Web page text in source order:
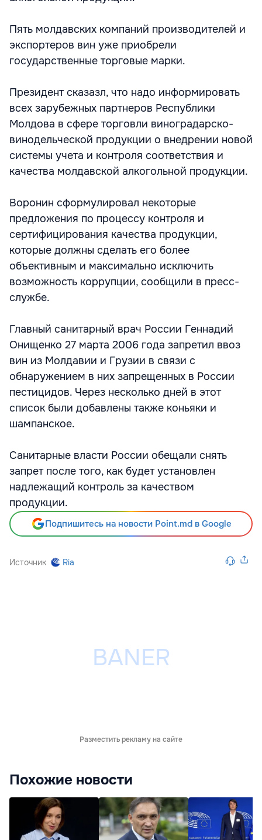
Пять молдавских компаний производителей и
экспортеров вин уже приобрели
государственные торговые марки.
Президент сказазл, что надо информировать
всех зарубежных партнеров Республики
Молдова в сфере торговли виноградарско-
винодельческой продукции о внедрении новой
системы учета и контроля соответствия и
качества молдавской алкогольной продукции.
Воронин сформулировал некоторые
предложения по процессу контроля и
сертифицирования качества продукции,
которые должны сделать его более
объективным и максимально исключить
возможность коррупции, сообщили в пресс-
службе.
Главный санитарный врач России Геннадий
Онищенко 27 марта 2006 года запретил ввоз
вин из Молдавии и Грузии в связи с
обнаружением в них запрещенных в России
пестицидов. Через несколько дней в этот
список были добавлены также коньяки и
шампанское.
Санитарные власти России обещали снять
запрет после того, как будет установлен
надлежащий контроль за качеством
продукции.
Подпишитесь на новости Point.md в Google
Источник Ria
Разместить рекламу на сайте
Похожие новости